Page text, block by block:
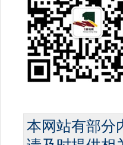
本网站有部分